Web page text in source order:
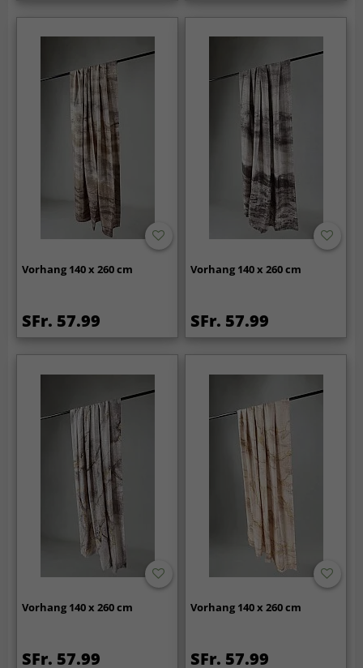
Vorhang 140 x 260 cm
SFr. 57.99
Vorhang 140 x 260 cm
SFr. 57.99
Vorhang 140 x 260 cm
SFr. 57.99
Vorhang 140 x 260 cm
SFr. 57.99